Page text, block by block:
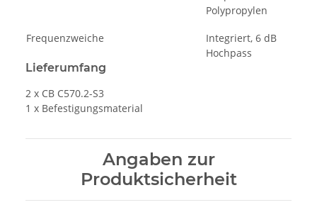
Polypropylen
Frequenzweiche
Integriert, 6 dB
Hochpass
Lieferumfang
2 x CB C570.2-S3
1 x Befestigungsmaterial
Angaben zur
Produktsicherheit